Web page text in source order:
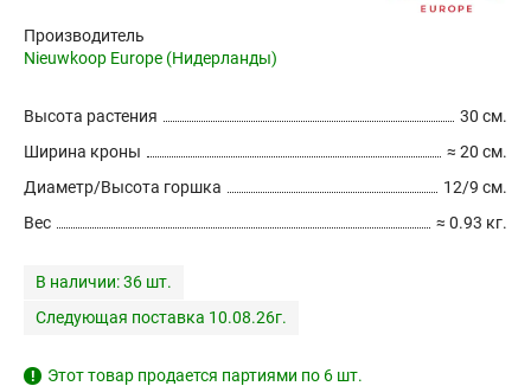
Производитель
Nieuwkoop Europe (Нидерланды)
30 см.
Высота растения
≈ 20 см.
Ширина кроны
12/9 см.
Диаметр/Высота горшка
≈ 0.93 кг.
Вес
В наличии:36 шт.
Следующая поставка 10.08.26г.
! Этот товар продается партиями по 6 шт.